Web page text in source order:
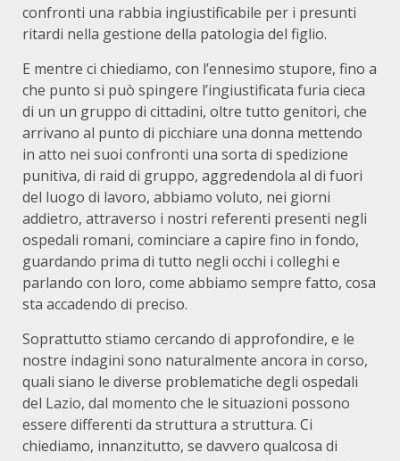
confronti una rabbia ingiustificabile per i presunti
ritardi nella gestione della patologia del figlio.
E mentre ci chiediamo, con l’ennesimo stupore, fino a
che punto si può spingere l’ingiustificata furia cieca
di un un gruppo di cittadini, oltre tutto genitori, che
arrivano al punto di picchiare una donna mettendo
in atto nei suoi confronti una sorta di spedizione
punitiva, di raid di gruppo, aggredendola al di fuori
del luogo di lavoro, abbiamo voluto, nei giorni
addietro, attraverso i nostri referenti presenti negli
ospedali romani, cominciare a capire fino in fondo,
guardando prima di tutto negli occhi i colleghi e
parlando con loro, come abbiamo sempre fatto, cosa
sta accadendo di preciso.
Soprattutto stiamo cercando di approfondire, e le
nostre indagini sono naturalmente ancora in corso,
quali siano le diverse problematiche degli ospedali
del Lazio, dal momento che le situazioni possono
essere differenti da struttura a struttura. Ci
chiediamo, innanzitutto, se davvero qualcosa di